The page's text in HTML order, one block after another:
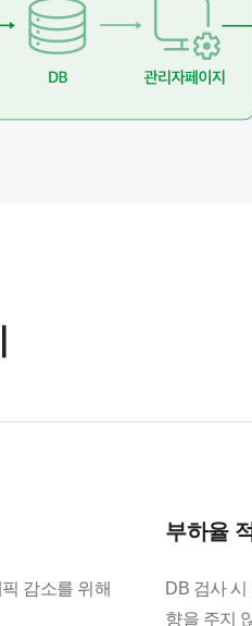
감소를 위해
부하율
DB 검사
향을 주지